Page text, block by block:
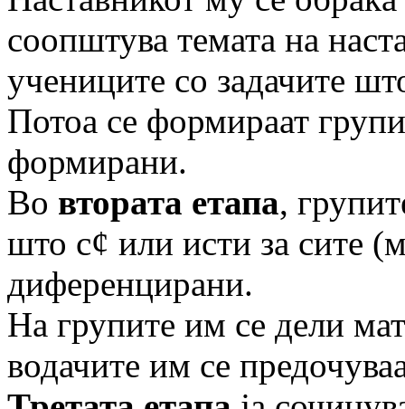
соопштува тема­та на
учениците со задачите
Потоа се формираат
формирани.
Во втората етапа,
што с¢ или исти за сите
диференцирани.
На групите им се дели
водачите им се